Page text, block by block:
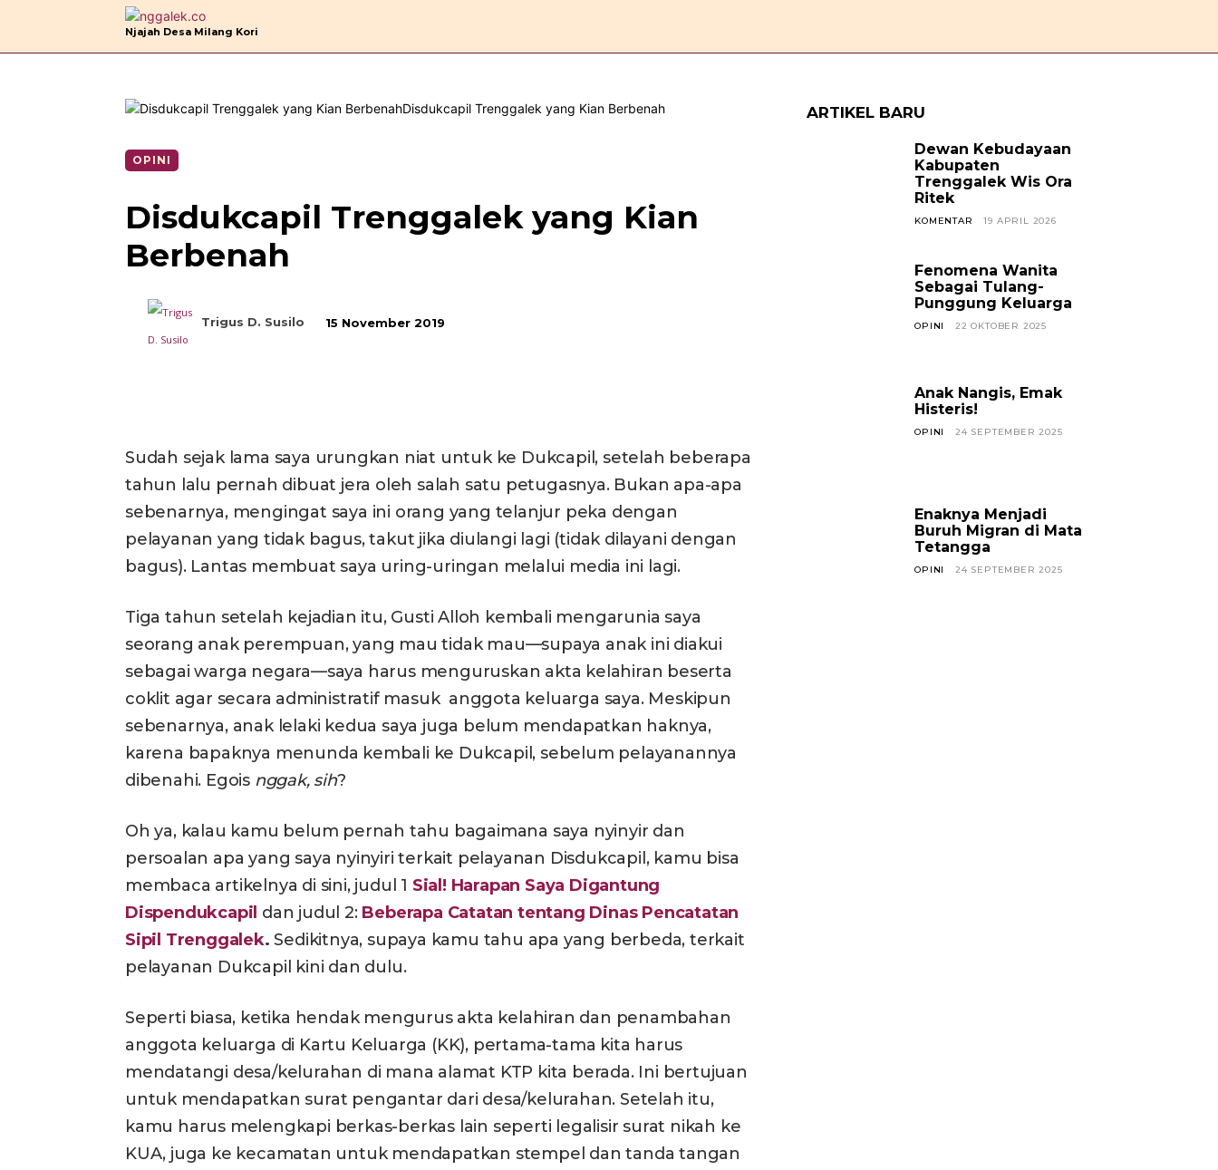
Njajah Desa Milang Kori
OPINI
Disdukcapil Trenggalek yang Kian
Berbenah
Trigus D. Susilo 15 November 2019
Sudah sejak lama saya urungkan niat untuk ke Dukcapil, setelah beberapa
tahun lalu pernah dibuat jera oleh salah satu petugasnya. Bukan apa-apa
sebenarnya, mengingat saya ini orang yang telanjur peka dengan
pelayanan yang tidak bagus, takut jika diulangi lagi (tidak dilayani dengan
bagus). Lantas membuat saya uring-uringan melalui media ini lagi.
Tiga tahun setelah kejadian itu, Gusti Alloh kembali mengarunia saya
seorang anak perempuan, yang mau tidak mau—supaya anak ini diakui
sebagai warga negara—saya harus menguruskan akta kelahiran beserta
coklit agar secara administratif masuk anggota keluarga saya. Meskipun
sebenarnya, anak lelaki kedua saya juga belum mendapatkan haknya,
karena bapaknya menunda kembali ke Dukcapil, sebelum pelayanannya
dibenahi. Egois nggak, sih?
Oh ya, kalau kamu belum pernah tahu bagaimana saya nyinyir dan
persoalan apa yang saya nyinyiri terkait pelayanan Disdukcapil, kamu bisa
membaca artikelnya di sini, judul 1 Sial! Harapan Saya Digantung
Dispendukcapil dan judul 2: Beberapa Catatan tentang Dinas Pencatatan
Sipil Trenggalek. Sedikitnya, supaya kamu tahu apa yang berbeda, terkait
pelayanan Dukcapil kini dan dulu.
Seperti biasa, ketika hendak mengurus akta kelahiran dan penambahan
anggota keluarga di Kartu Keluarga (KK), pertama-tama kita harus
mendatangi desa/kelurahan di mana alamat KTP kita berada. Ini bertujuan
untuk mendapatkan surat pengantar dari desa/kelurahan. Setelah itu,
kamu harus melengkapi berkas-berkas lain seperti legalisir surat nikah ke
KUA, juga ke kecamatan untuk mendapatkan stempel dan tanda tangan
ARTIKEL BARU
Dewan Kebudayaan
Kabupaten
Trenggalek Wis Ora
Ritek
KOMENTAR 19 APRIL 2026
Fenomena Wanita
Sebagai Tulang-
Punggung Keluarga
OPINI 22 OKTOBER 2025
Anak Nangis, Emak
Histeris!
OPINI 24 SEPTEMBER 2025
Enaknya Menjadi
Buruh Migran di Mata
Tetangga
OPINI 24 SEPTEMBER 2025